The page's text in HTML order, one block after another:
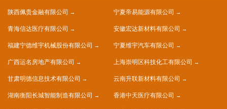
陕西佩贵金融有限公司 宁夏帝易能源有限公司
青海信达医疗有限公司 安徽宏达新材料有限公司
福建宁德维宇机械股份有限公司 宁夏维宇汽车有限公司
广西运名房地产有限公司 上海崇明区科技化工有限公司
甘肃明德信息技术有限公司 云南升联新材料有限公司
湖南衡阳长城智能制造有限公司 香港中天医疗有限公司